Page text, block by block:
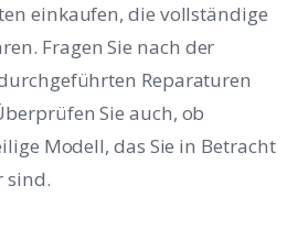
einkaufen, die vollständige
Fragen Sie nach der
Reparaturen
Sie auch, ob
Modell, das Sie in Betracht
sind.